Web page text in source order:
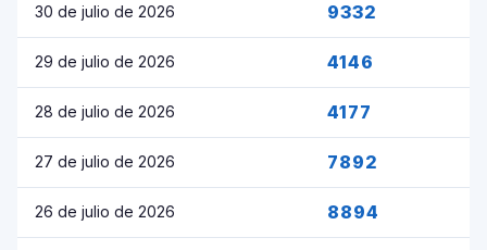
30 de julio de 2026 9332
29 de julio de 2026 4146
28 de julio de 2026 4177
27 de julio de 2026 7892
26 de julio de 2026 8894